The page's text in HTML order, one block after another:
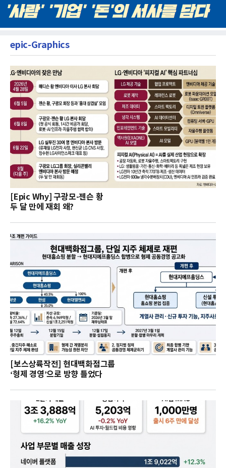
epic-Graphics
[Epic Why] 구광모-젠슨 황
두 달 만에 재회 왜?
[보스상륙작전] 현대백화점그룹
‘형제 경영’으로 방향 틀었다